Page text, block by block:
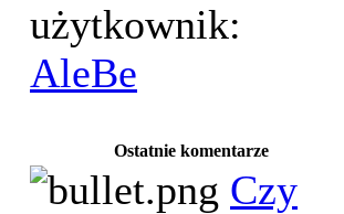
użytkownik:
AleBe
Ostatnie komentarze
Czy